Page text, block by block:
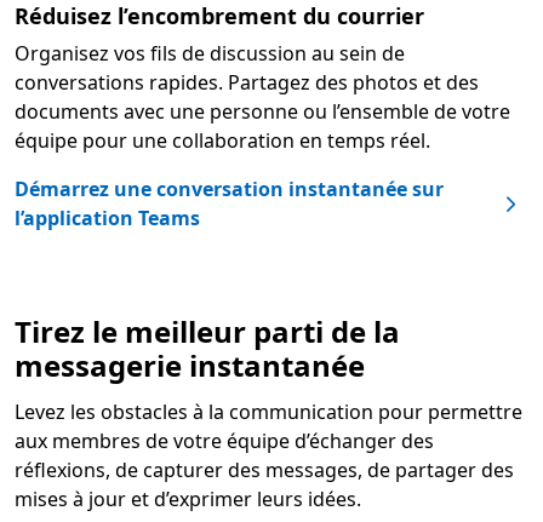
Réduisez l’encombrement du courrier
Organisez vos fils de discussion au sein de
conversations rapides. Partagez des photos et des
documents avec une personne ou l’ensemble de votre
équipe pour une collaboration en temps réel.
Démarrez une conversation instantanée sur
l’application Teams
Tirez le meilleur parti de la
messagerie instantanée
Levez les obstacles à la communication pour permettre
aux membres de votre équipe d’échanger des
réflexions, de capturer des messages, de partager des
mises à jour et d’exprimer leurs idées.